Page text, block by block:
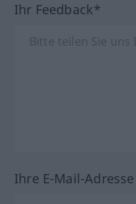
Ihr Feedback*
Ihre E-Mail-